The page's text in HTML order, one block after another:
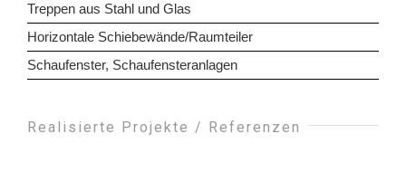
Treppen aus Stahl und Glas
Horizontale Schiebewände/Raumteiler
Schaufenster, Schaufensteranlagen
Realisierte Projekte / Referenzen